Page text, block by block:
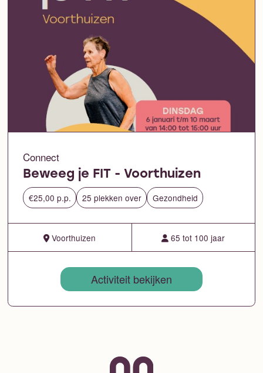
Connect
Beweeg je FIT - Voorthuizen
€25,00 p.p. 25 plekken over Gezondheid
Voorthuizen 65 tot 100 jaar
Activiteit bekijken